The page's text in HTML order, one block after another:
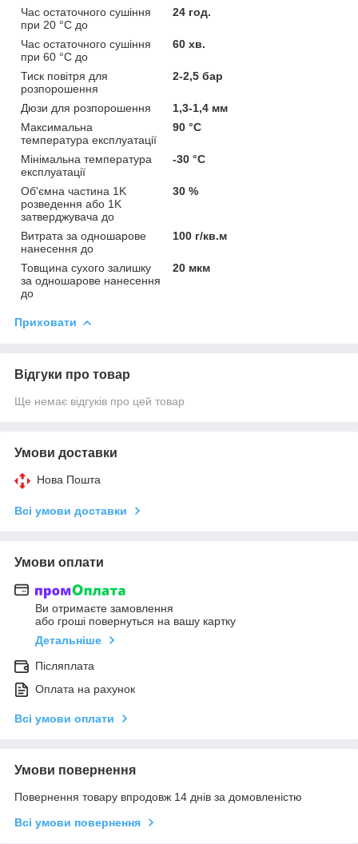
Час остаточного сушіння
при 20 °C до
24 год.
Час остаточного сушіння
при 60 °C до
60 хв.
Тиск повітря для
розпорошення
2-2,5 бар
Дюзи для розпорошення
1,3-1,4 мм
Максимальна
температура експлуатації
90 °С
Мінімальна температура
експлуатації
-30 °С
Об'ємна частина 1K
розведення або 1K
затверджувача до
30 %
Витрата за одношарове
нанесення до
100 г/кв.м
Товщина сухого залишку
за одношарове нанесення
до
20 мкм
Приховати
Відгуки про товар
Ще немає відгуків про цей товар
Умови доставки
Нова Пошта
Всі умови доставки
Умови оплати
Ви отримаєте замовлення
або гроші повернуться на вашу картку
Детальніше
Післяплата
Оплата на рахунок
Всі умови оплати
Умови повернення
Повернення товару впродовж 14 днів за домовленістю
Всі умови повернення